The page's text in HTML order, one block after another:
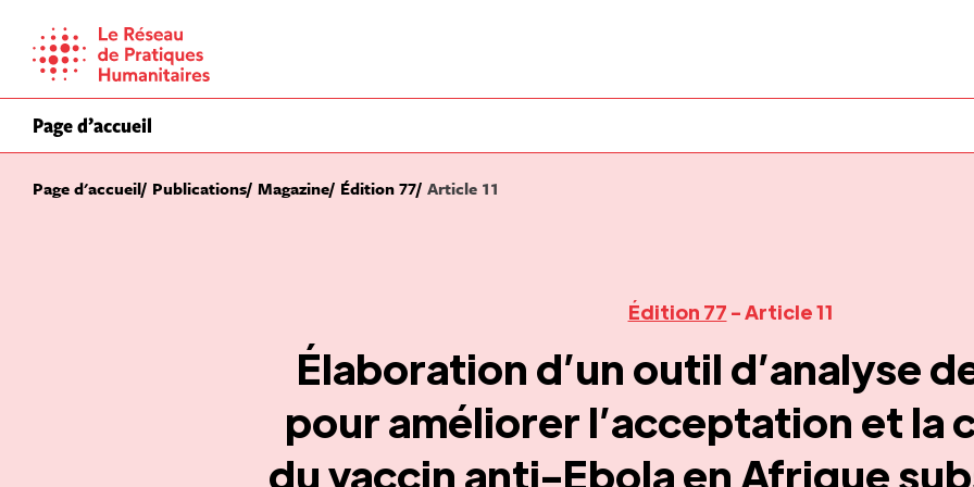
content
Page d’accueil
Page d'accueil Publications Magazine Édition 77 Article 11
Édition 77 - Article 11
Élaboration d’un outil d’analyse
pour améliorer l’acceptation et la
du vaccin anti-Ebola en Afrique